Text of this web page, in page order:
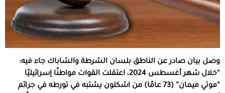
وصل بيان صادر عن الناطق بلسان الشرطة والشاباك جاء فيه:
“خلال شهر أغسطس 2024، اعتقلت القوات مواطنًا إسرائيليًا
“موتي ميمان” (73 عامًا) من اشكلون يشتبه في تورطه في جرائم